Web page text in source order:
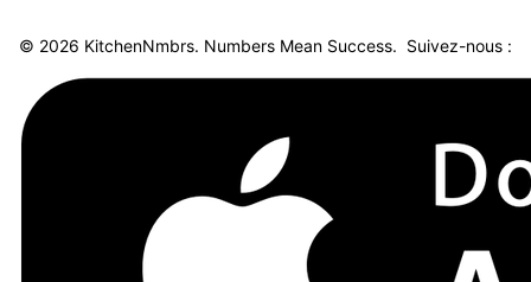
© 2026 KitchenNmbrs. Numbers Mean Success. Suivez-nous :